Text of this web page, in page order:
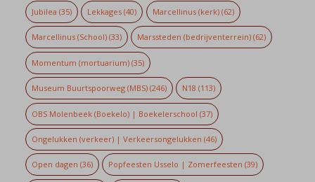
Jubilea (35) Lekkages (40) Marcellinus (kerk)(62)
Marcellinus (School)(33) Marssteden (bedrijventerrein) (62)
Momentum (mortuarium)(35)
Museum Buurtspoorweg (MBS)(246) N18 (113)
OBS Molenbeek (Boekelo) | Boekelerschool (37)
Ongelukken (verkeer) | Verkeersongelukken (46)
Open dagen (36) Popfeesten Usselo | Zomerfeesten (39)